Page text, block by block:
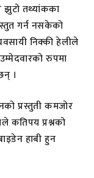
झुटो तथ्यांकका
गर्न नसकेको
निक्की हेलीले
रुपमा
।
प्रस्तुती कमजोर
कतिपय प्रश्नको
हाबी हुन